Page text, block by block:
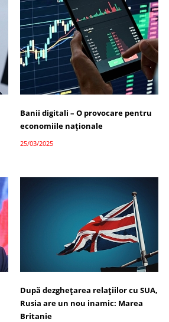
Banii digitali – O provocare pentru
economiile naționale
25/03/2025
După dezghețarea relațiilor cu SUA,
Rusia are un nou inamic: Marea
Britanie